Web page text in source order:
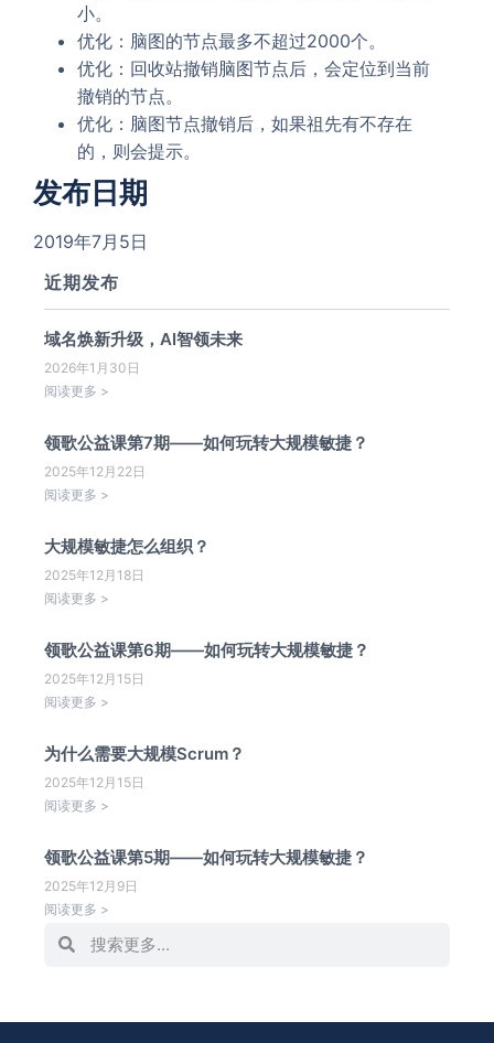
小。
优化：脑图的节点最多不超过2000个。
优化：回收站撤销脑图节点后，会定位到当前
撤销的节点。
优化：脑图节点撤销后，如果祖先有不存在
的，则会提示。
发布日期
2019年7月5日
近期发布
域名焕新升级，AI智领未来
2026年1月30日
阅读更多 >
领歌公益课第7期——如何玩转大规模敏捷？
2025年12月22日
阅读更多 >
大规模敏捷怎么组织？
2025年12月18日
阅读更多 >
领歌公益课第6期——如何玩转大规模敏捷？
2025年12月15日
阅读更多 >
为什么需要大规模Scrum？
2025年12月15日
阅读更多 >
领歌公益课第5期——如何玩转大规模敏捷？
2025年12月9日
阅读更多 >